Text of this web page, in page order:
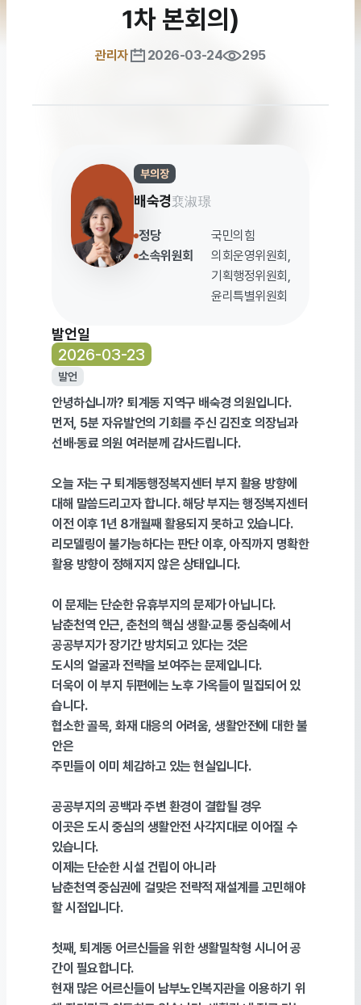
1차 본회의)
관리자 2026-03-24 295
부의장
배숙경裵淑璟
정당
국민의힘
소속위원회
의회운영위원회,
기획행정위원회,
윤리특별위원회
발언일
2026-03-23
발언
안녕하십니까?퇴계동 지역구 배숙경 의원입니다.
먼저, 5분 자유발언의 기회를 주신 김진호 의장님과
선배·동료 의원 여러분께 감사드립니다.
오늘 저는 구 퇴계동행정복지센터 부지 활용 방향에
대해 말씀드리고자 합니다.해당 부지는 행정복지센터
이전 이후1년 8개월째 활용되지 못하고 있습니다.
리모델링이 불가능하다는 판단 이후,아직까지 명확한
활용 방향이 정해지지 않은 상태입니다.
이 문제는 단순한 유휴부지의 문제가 아닙니다.
남춘천역 인근, 춘천의 핵심 생활·교통 중심축에서
공공부지가 장기간 방치되고 있다는 것은
도시의 얼굴과 전략을 보여주는 문제입니다.
더욱이 이 부지 뒤편에는 노후 가옥들이 밀집되어 있
습니다.
협소한 골목,화재 대응의 어려움,생활안전에 대한 불
안은
주민들이 이미 체감하고 있는 현실입니다.
공공부지의 공백과 주변 환경이 결합될 경우
이곳은 도시 중심의 생활안전 사각지대로 이어질 수
있습니다.
이제는 단순한 시설 건립이 아니라
남춘천역 중심권에 걸맞은 전략적 재설계를 고민해야
할 시점입니다.
첫째,퇴계동 어르신들을 위한 생활밀착형 시니어 공
간이 필요합니다.
현재 많은 어르신들이 남부노인복지관을 이용하기 위